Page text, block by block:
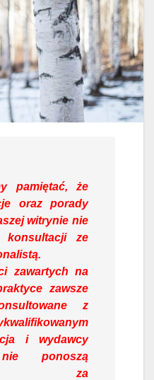
pamiętać, że
oraz porady
witrynie nie
konsultacji ze
zawartych na
zawsze
z
i wydawcy
ponoszą
za